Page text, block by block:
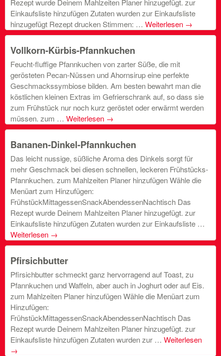
Rezept wurde Deinem Mahlzeiten Planer hinzugefügt. zur
Einkaufsliste hinzufügen Zutaten wurden zur Einkaufsliste
hinzugefügt Rezept drucken Stimmen: … Weiterlesen →
Vollkorn-Kürbis-Pfannkuchen
Feucht-fluffige Pfannkuchen von zarter Süße, die mit
gerösteten Pecan-Nüssen und Ahornsirup eine perfekte
Geschmackssymbiose bilden. Am besten bewahrt man die
köstlichen kleinen Extras im Gefrierschrank auf, so dass sie
zum Frühstück nur noch kurz geröstet oder erwärmt werden
müssen. zum … Weiterlesen →
Bananen-Dinkel-Pfannkuchen
Das leicht nussige, süßliche Aroma des Dinkels sorgt für
mehr Geschmack bei diesen schnellen, leckeren Frühstücks-
Pfannkuchen. zum Mahlzeiten Planer hinzufügen Wähle die
Menüart zum Hinzufügen:
FrühstückMittagessenSnackAbendessenNachtisch Das
Rezept wurde Deinem Mahlzeiten Planer hinzugefügt. zur
Einkaufsliste hinzufügen Zutaten wurden zur Einkaufsliste …
Weiterlesen →
Pfirsichbutter
Pfirsichbutter schmeckt ganz hervorragend auf Toast, zu
Pfannkuchen und Waffeln, aber auch in Joghurt oder auf Eis.
zum Mahlzeiten Planer hinzufügen Wähle die Menüart zum
Hinzufügen:
FrühstückMittagessenSnackAbendessenNachtisch Das
Rezept wurde Deinem Mahlzeiten Planer hinzugefügt. zur
Einkaufsliste hinzufügen Zutaten wurden zur … Weiterlesen
→